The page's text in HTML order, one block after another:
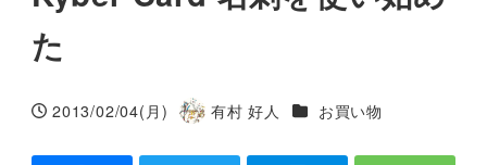
た
投稿日
2013/02/04(月)
著
有村 好人 カテゴリー
お買い物